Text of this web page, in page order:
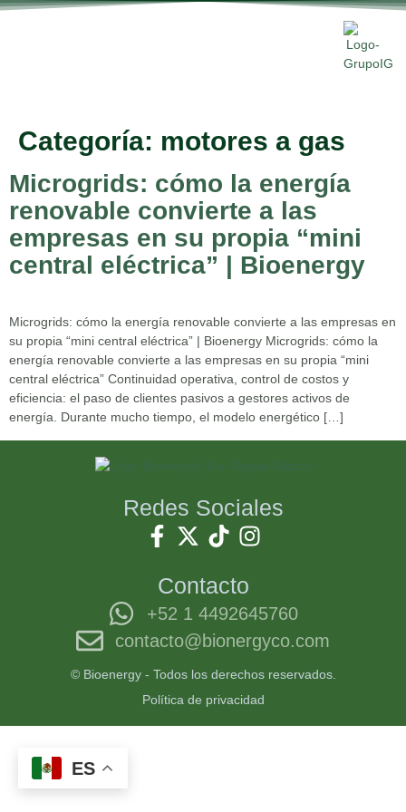
Categoría: motores a gas
Microgrids: cómo la energía
renovable convierte a las
empresas en su propia “mini
central eléctrica” | Bioenergy
Microgrids: cómo la energía renovable convierte a las empresas en
su propia “mini central eléctrica” | Bioenergy Microgrids: cómo la
energía renovable convierte a las empresas en su propia “mini
central eléctrica” Continuidad operativa, control de costos y
eficiencia: el paso de clientes pasivos a gestores activos de
energía. Durante mucho tiempo, el modelo energético […]
Redes Sociales
Contacto
+52 1 4492645760
contacto@bionergyco.com
© Bioenergy - Todos los derechos reservados.
Política de privacidad
ES